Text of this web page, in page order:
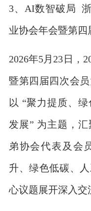
3、AI数智破局
业协会年会暨第
2026年5月23日，
暨第四届四次会
以 “聚力提质、
发展” 为主题，
弟协会代表及会
升、绿色低碳、
心议题展开深入交